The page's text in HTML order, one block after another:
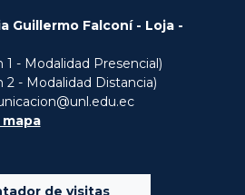
Guillermo Falconí - Loja -
1 - Modalidad Presencial)
2 - Modalidad Distancia)
de visitas